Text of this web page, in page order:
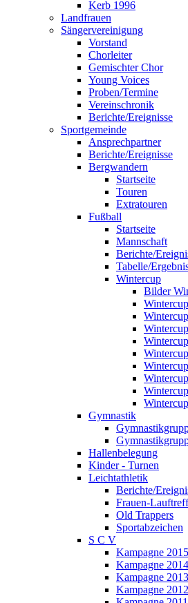
Kerb 1996
Landfrauen
Sängervereinigung
Vorstand
Chorleiter
Gemischter Chor
Young Voices
Proben/Termine
Vereinschronik
Berichte/Ereignisse
Sportgemeinde
Ansprechpartner
Berichte/Ereignisse
Bergwandern
Startseite
Touren
Extratouren
Fußball
Startseite
Mannschaft
Berichte/
Tabelle/
Wintercup
Bilder
Gymnastik
Hallenbelegung
Kinder - Turnen
Leichtathletik
Berichte/
Frauen-Lauftreff
Old Trappers
Sportabzeichen
S C V
Kampagne
Kampagne
Kampagne
Kampagne